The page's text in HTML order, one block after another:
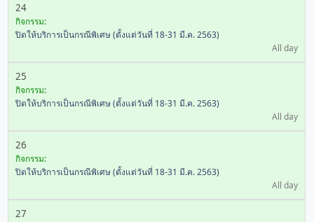
24
กิจกรรม:
ปิดให้บริการเป็นกรณีพิเศษ (ตั้งแต่วันที่ 18-31 มี.ค. 2563)
All day
25
กิจกรรม:
ปิดให้บริการเป็นกรณีพิเศษ (ตั้งแต่วันที่ 18-31 มี.ค. 2563)
All day
26
กิจกรรม:
ปิดให้บริการเป็นกรณีพิเศษ (ตั้งแต่วันที่ 18-31 มี.ค. 2563)
All day
27